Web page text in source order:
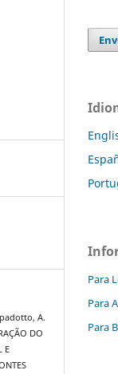
A.
DO
E
Para
Para
Para